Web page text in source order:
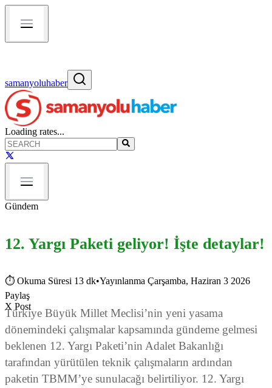
samanyoluhaber
Loading rates...
Gündem
12. Yargı Paketi geliyor! İşte detaylar!
⏱ Okuma Süresi 13 dk•Yayınlanma Çarşamba, Haziran 3 2026
Paylaş
X Post
Türkiye Büyük Millet Meclisi’nin yeni yasama
dönemindeki çalışmalar kapsamında gündeme gelmesi
beklenen 12. Yargı Paketi’nin Adalet Bakanlığı
tarafından yürütülen teknik çalışmaların ardından
paketin TBMM’ye sunulacağı belirtiliyor. 12. Yargı